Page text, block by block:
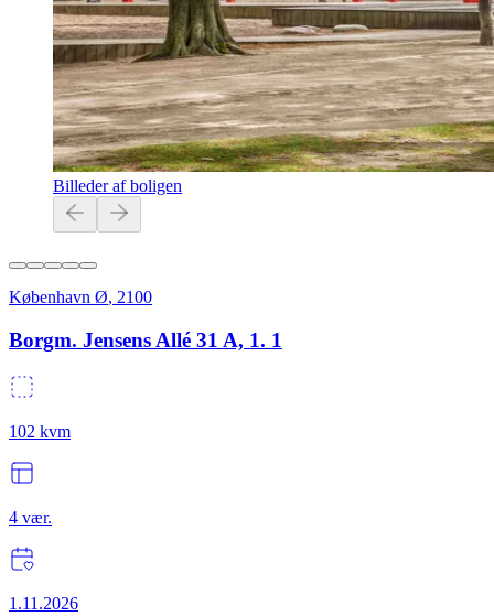
Billeder af boligen
København Ø, 2100
Borgm. Jensens Allé 31 A, 1. 1
102 kvm
4 vær.
1.11.2026